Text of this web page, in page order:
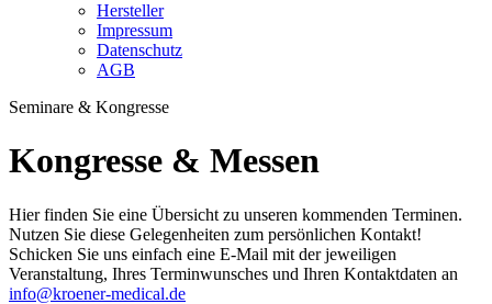
Hersteller
Impressum
Datenschutz
AGB
Seminare & Kongresse
Kongresse & Messen
Hier finden Sie eine Übersicht zu unseren kommenden Terminen.
Nutzen Sie diese Gelegenheiten zum persönlichen Kontakt!
Schicken Sie uns einfach eine E-Mail mit der jeweiligen
Veranstaltung, Ihres Terminwunsches und Ihren Kontaktdaten an
info@kroener-medical.de